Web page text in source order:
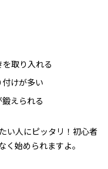
取り入れる
けが多い
えられる
い人にピッタリ！初心者
始められますよ。